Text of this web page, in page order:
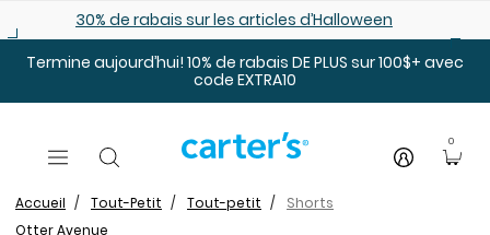
30% de rabais sur les articles d’Halloween
Termine aujourd’hui! 10% de rabais DE PLUS sur 100$+ avec
code EXTRA10
0
Accueil Tout-Petit Tout-petit
Shorts
Otter Avenue